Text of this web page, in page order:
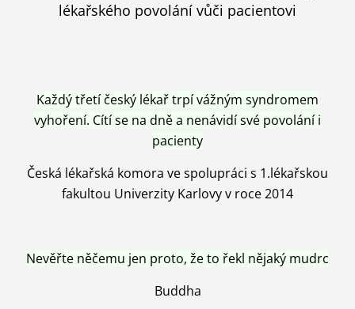
lékařského povolání vůči pacientovi
Každý třetí český lékař trpí vážným syndromem
vyhoření. Cítí se na dně a nenávidí své povolání i
pacienty
Česká lékařská komora ve spolupráci s 1.lékařskou
fakultou Univerzity Karlovy v roce 2014
Nevěřte něčemu jen proto, že to řekl nějaký mudrc
Buddha